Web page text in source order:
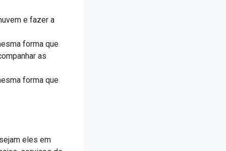
e fazer a
forma que
as
forma que
eles em